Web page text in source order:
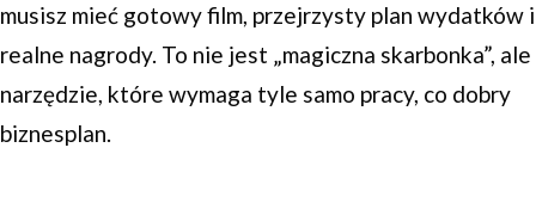
musisz mieć gotowy film, przejrzysty plan wydatków i
realne nagrody. To nie jest „magiczna skarbonka”, ale
narzędzie, które wymaga tyle samo pracy, co dobry
biznesplan.